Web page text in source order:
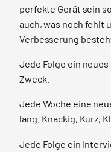
perfekte Gerät sein
auch, was noch fehlt
Verbesserung
Jede Folge ein
Zweck.
Jede Woche eine
lang. Knackig, Kurz,
Jede Folge ein